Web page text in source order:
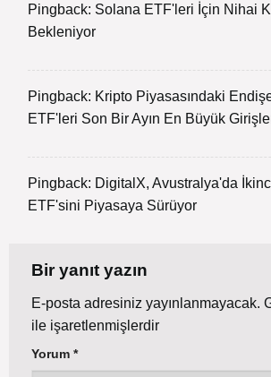
Pingback: Solana ETF'leri İçin Nihai
Bekleniyor
Pingback: Kripto Piyasasındaki
ETF'leri Son Bir Ayın En Büyük
Pingback: DigitalX, Avustralya'da
ETF'sini Piyasaya Sürüyor
Bir yanıt yazın
E-posta adresiniz yayınlanmayacak.
ile işaretlenmişlerdir
Yorum *